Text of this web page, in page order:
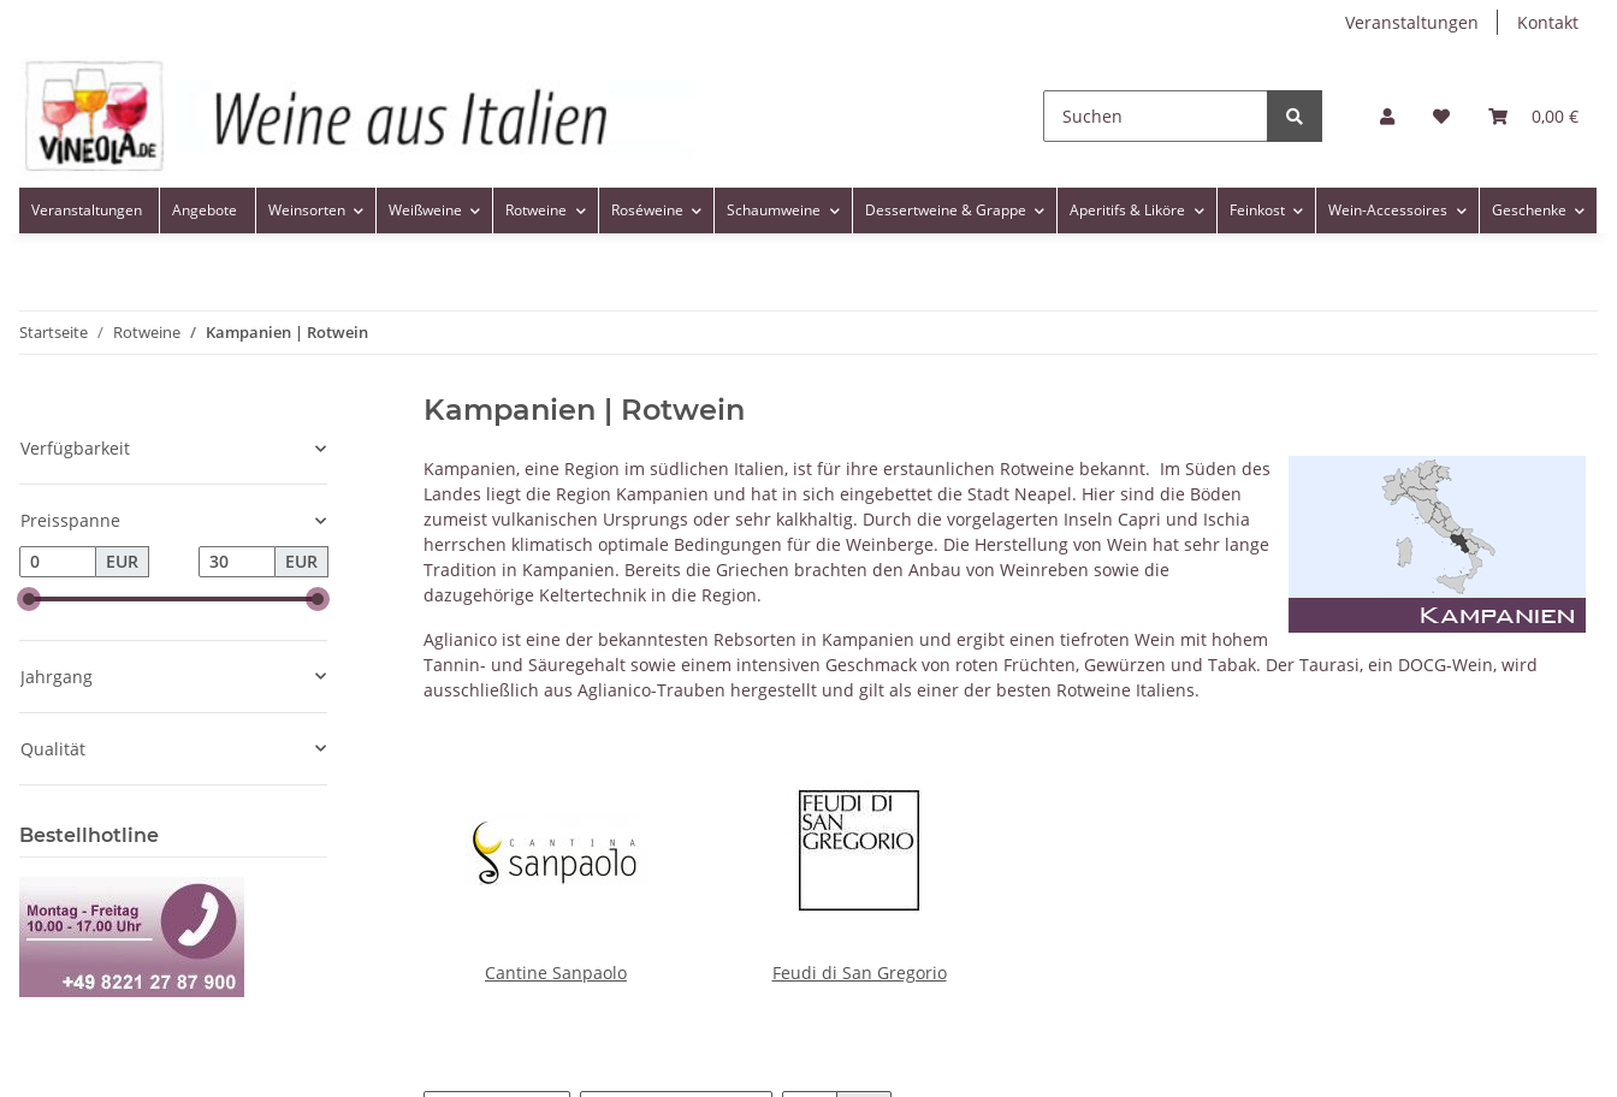
Veranstaltungen Kontakt
0,00 €
Veranstaltungen Angebote Weinsorten Weißweine Rotweine Roséweine Schaumweine Dessertweine & Grappe Aperitifs & Liköre Feinkost Wein-Accessoires Geschenke
Startseite Rotweine Kampanien | Rotwein
Kampanien | Rotwein
Kampanien, eine Region im südlichen Italien, ist für ihre erstaunlichen Rotweine bekannt. Im Süden des
Landes liegt die Region Kampanien und hat in sich eingebettet die Stadt Neapel. Hier sind die Böden
zumeist vulkanischen Ursprungs oder sehr kalkhaltig. Durch die vorgelagerten Inseln Capri und Ischia
herrschen klimatisch optimale Bedingungen für die Weinberge. Die Herstellung von Wein hat sehr lange
Tradition in Kampanien. Bereits die Griechen brachten den Anbau von Weinreben sowie die
dazugehörige Keltertechnik in die Region.
Aglianico ist eine der bekanntesten Rebsorten in Kampanien und ergibt einen tiefroten Wein mit hohem
Tannin- und Säuregehalt sowie einem intensiven Geschmack von roten Früchten, Gewürzen und Tabak. Der Taurasi, ein DOCG-Wein, wird
ausschließlich aus Aglianico-Trauben hergestellt und gilt als einer der besten Rotweine Italiens.
Cantine Sanpaolo Feudi di San Gregorio
Verfügbarkeit
Preisspanne
EUR
EUR
Jahrgang
Qualität
Bestellhotline